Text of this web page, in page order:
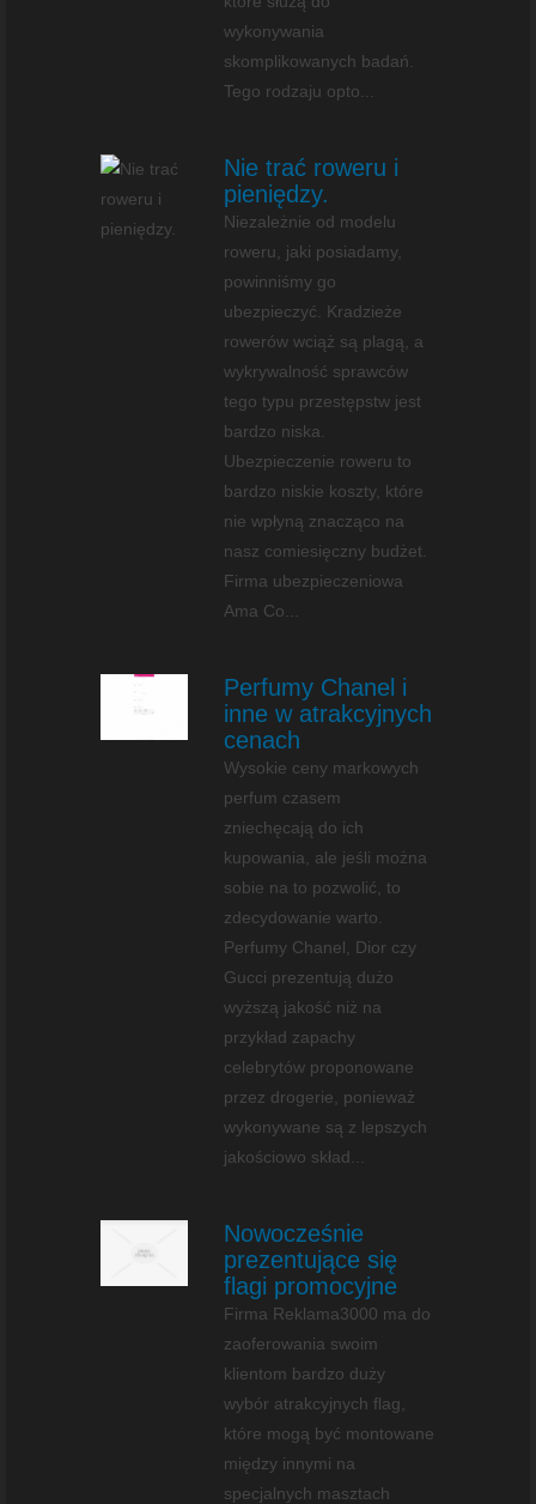
wykonywania
skomplikowanych badań.
Tego rodzaju opto...
Nie trać roweru i
pieniędzy.
Niezależnie od modelu
roweru, jaki posiadamy,
powinniśmy go
ubezpieczyć. Kradzieże
rowerów wciąż są plagą, a
wykrywalność sprawców
tego typu przestępstw jest
bardzo niska.
Ubezpieczenie roweru to
bardzo niskie koszty, które
nie wpłyną znacząco na
nasz comiesięczny budżet.
Firma ubezpieczeniowa
Ama Co...
Perfumy Chanel i
inne w atrakcyjnych
cenach
Wysokie ceny markowych
perfum czasem
zniechęcają do ich
kupowania, ale jeśli można
sobie na to pozwolić, to
zdecydowanie warto.
Perfumy Chanel, Dior czy
Gucci prezentują dużo
wyższą jakość niż na
przykład zapachy
celebrytów proponowane
przez drogerie, ponieważ
wykonywane są z lepszych
jakościowo skład...
Nowocześnie
prezentujące się
flagi promocyjne
Firma Reklama3000 ma do
zaoferowania swoim
klientom bardzo duży
wybór atrakcyjnych flag,
które mogą być montowane
między innymi na
specjalnych masztach